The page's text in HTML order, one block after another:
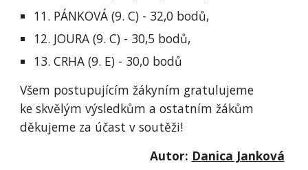
11. PÁNKOVÁ (9. C) - 32,0 bodů,
12. JOURA (9. C) - 30,5 bodů,
13. CRHA (9. E) - 30,0 bodů
Všem postupujícím žákyním gratulujeme
ke skvělým výsledkům a ostatním žákům
děkujeme za účast v soutěži!
Autor: Danica Janková